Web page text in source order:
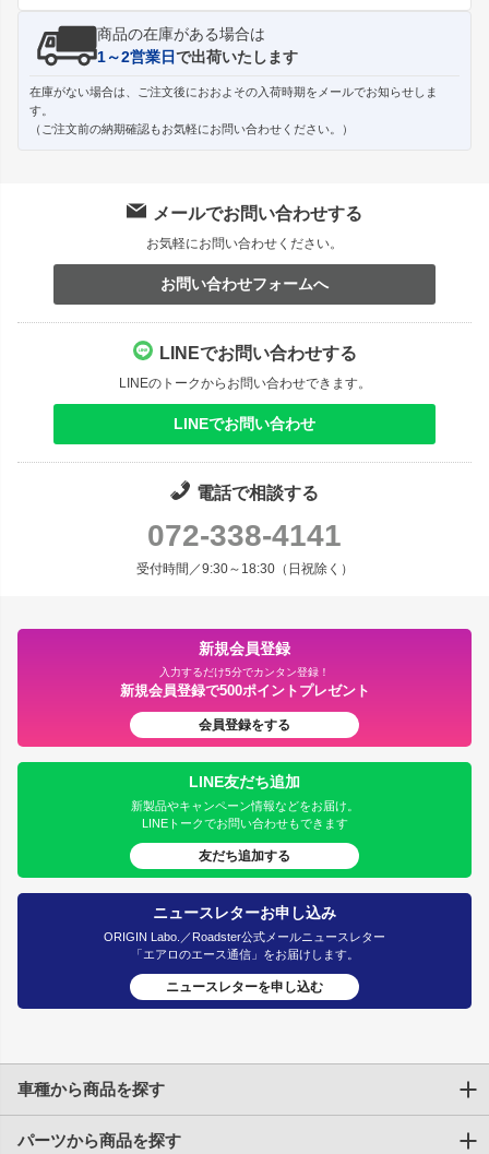
商品の在庫がある場合は
1～2営業日で出荷いたします
在庫がない場合は、ご注文後におおよその入荷時期をメールでお知らせしま
す。
（ご注文前の納期確認もお気軽にお問い合わせください。）
メールでお問い合わせする
お気軽にお問い合わせください。
お問い合わせフォームへ
LINEでお問い合わせする
LINEのトークからお問い合わせできます。
LINEでお問い合わせ
電話で相談する
072-338-4141
受付時間／9:30～18:30（日祝除く）
新規会員登録
入力するだけ5分でカンタン登録！
新規会員登録で500ポイントプレゼント
会員登録をする
LINE友だち追加
新製品やキャンペーン情報などをお届け。
LINEトークでお問い合わせもできます
友だち追加する
ニュースレターお申し込み
ORIGIN Labo.／Roadster公式メールニュースレター
「エアロのエース通信」をお届けします。
ニュースレターを申し込む
車種から商品を探す
トヨタ
パーツから商品を探す